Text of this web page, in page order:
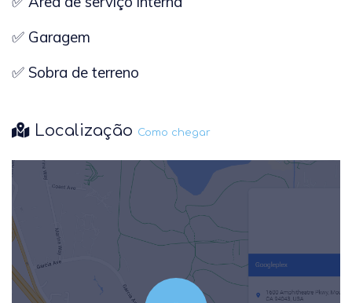
✅ Garagem
✅ Sobra de terreno
Localização Como chegar